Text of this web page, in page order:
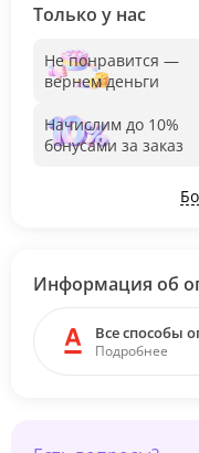
Только у нас
Не понравится —
вернем деньги
Начислим до 10%
бонусами за заказ
Информация об
Все способы
Подробнее